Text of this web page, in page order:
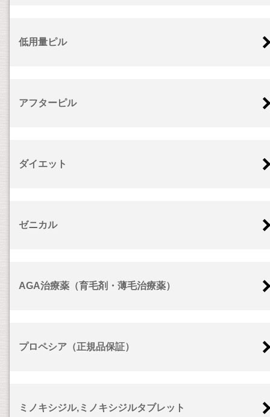
低用量ピル
アフターピル
ダイエット
ゼニカル
AGA治療薬（育毛剤・薄毛治療薬）
プロペシア（正規品保証）
ミノキシジル,ミノキシジルタブレット